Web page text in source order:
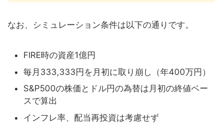
なお、シミュレーション条件は以下の通りです。
FIRE時の資産1億円
毎月333,333円を月初に取り崩し（年400万円）
S&P500の株価とドル円の為替は月初の終値ベー
スで算出
インフレ率、配当再投資は考慮せず